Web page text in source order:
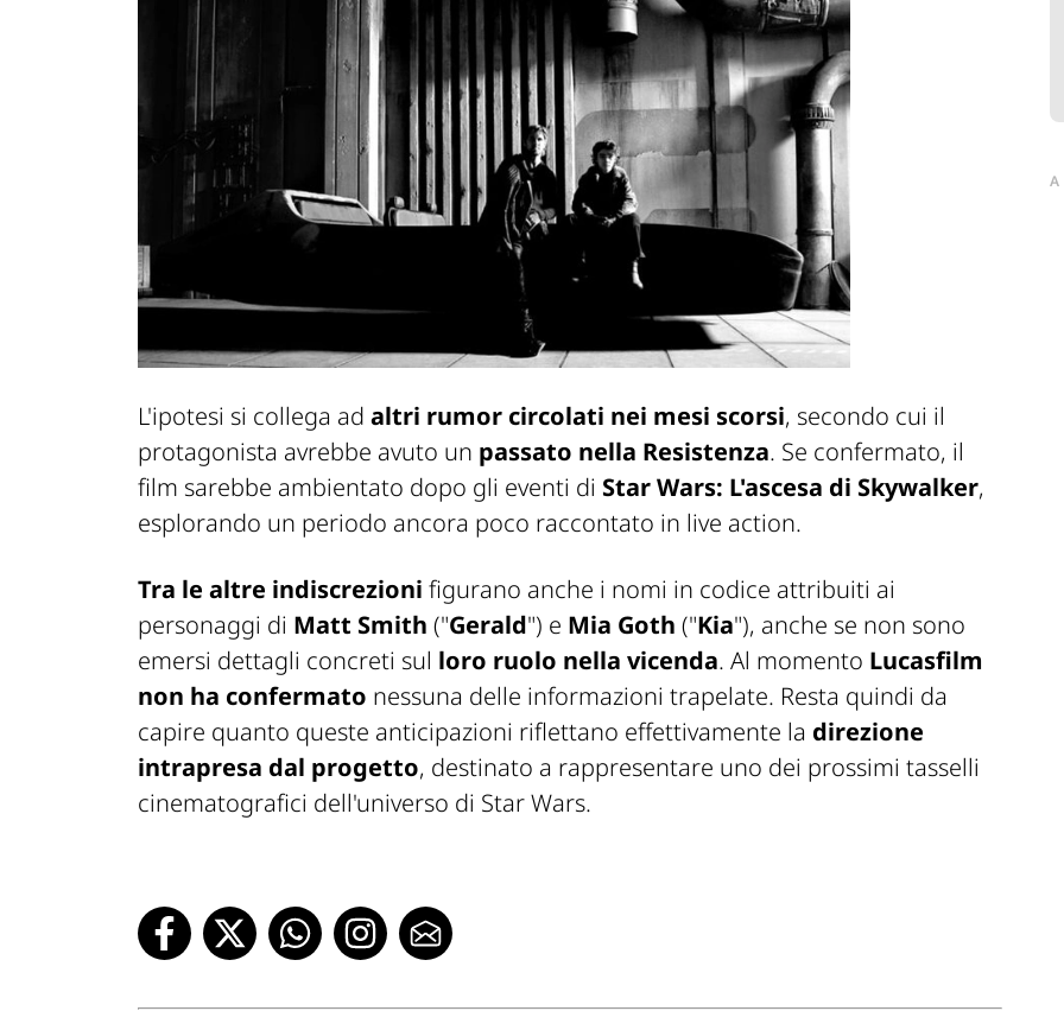
L'ipotesi si collega ad altri rumor circolati nei mesi scorsi, secondo cui il
protagonista avrebbe avuto un passato nella Resistenza. Se confermato, il
film sarebbe ambientato dopo gli eventi di Star Wars: L'ascesa di Skywalker,
esplorando un periodo ancora poco raccontato in live action.
Tra le altre indiscrezioni figurano anche i nomi in codice attribuiti ai
personaggi di Matt Smith ("Gerald") e Mia Goth ("Kia"), anche se non sono
emersi dettagli concreti sul loro ruolo nella vicenda. Al momento Lucasfilm
non ha confermato nessuna delle informazioni trapelate. Resta quindi da
capire quanto queste anticipazioni riflettano effettivamente la direzione
intrapresa dal progetto, destinato a rappresentare uno dei prossimi tasselli
cinematografici dell'universo di Star Wars.